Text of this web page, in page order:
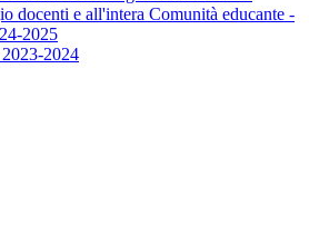
docenti e all'intera Comunità educante -
2025
2024